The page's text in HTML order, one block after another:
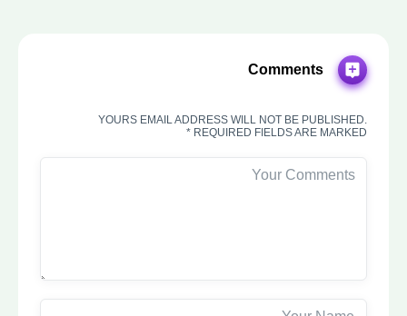
Comments
YOURS EMAIL ADDRESS WILL NOT BE PUBLISHED.
REQUIRED FIELDS ARE MARKED *